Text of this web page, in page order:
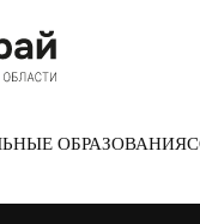
ОБРАЗОВАНИЯ